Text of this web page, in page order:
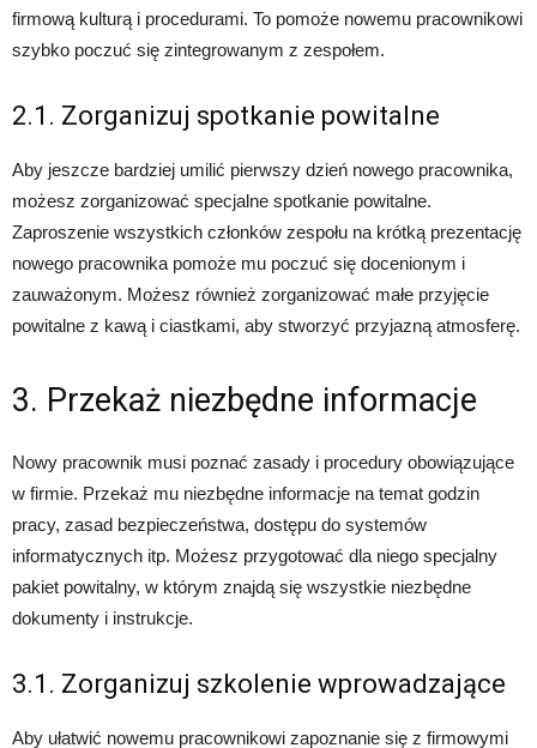
firmową kulturą i procedurami. To pomoże nowemu pracownikowi
szybko poczuć się zintegrowanym z zespołem.
2.1. Zorganizuj spotkanie powitalne
Aby jeszcze bardziej umilić pierwszy dzień nowego pracownika,
możesz zorganizować specjalne spotkanie powitalne.
Zaproszenie wszystkich członków zespołu na krótką prezentację
nowego pracownika pomoże mu poczuć się docenionym i
zauważonym. Możesz również zorganizować małe przyjęcie
powitalne z kawą i ciastkami, aby stworzyć przyjazną atmosferę.
3. Przekaż niezbędne informacje
Nowy pracownik musi poznać zasady i procedury obowiązujące
w firmie. Przekaż mu niezbędne informacje na temat godzin
pracy, zasad bezpieczeństwa, dostępu do systemów
informatycznych itp. Możesz przygotować dla niego specjalny
pakiet powitalny, w którym znajdą się wszystkie niezbędne
dokumenty i instrukcje.
3.1. Zorganizuj szkolenie wprowadzające
Aby ułatwić nowemu pracownikowi zapoznanie się z firmowymi